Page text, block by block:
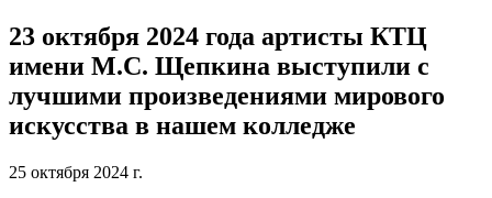
23 октября 2024 года артисты КТЦ
имени М.С. Щепкина выступили с
лучшими произведениями мирового
искусства в нашем колледже
25 октября 2024 г.